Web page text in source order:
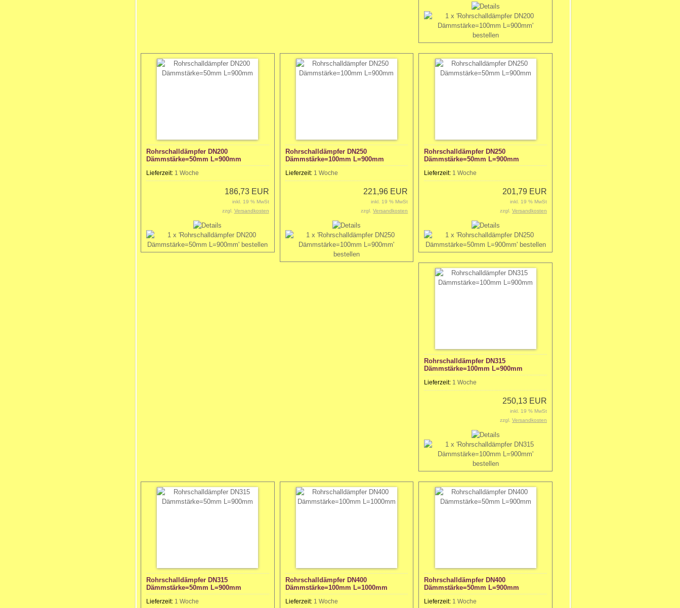
Rohrschalldämpfer DN200
Dämmstärke=50mm L=900mm
Lieferzeit: 1 Woche
186,73 EUR
inkl. 19 % MwSt
zzgl. Versandkosten
Rohrschalldämpfer DN250
Dämmstärke=100mm L=900mm
Lieferzeit: 1 Woche
221,96 EUR
inkl. 19 % MwSt
zzgl.Versandkosten
Rohrschalldämpfer DN250
Dämmstärke=50mm L=900mm
Lieferzeit: 1 Woche
201,79 EUR
inkl. 19 % MwSt
zzgl.Versandkosten
Rohrschalldämpfer DN315
Dämmstärke=100mm L=900mm
Lieferzeit: 1 Woche
250,13 EUR
inkl. 19 % MwSt
zzgl.Versandkosten
Rohrschalldämpfer DN315
Dämmstärke=50mm L=900mm
Lieferzeit: 1 Woche
Rohrschalldämpfer DN400
Dämmstärke=100mm L=1000mm
Lieferzeit: 1 Woche
Rohrschalldämpfer DN400
Dämmstärke=50mm L=900mm
Lieferzeit: 1 Woche